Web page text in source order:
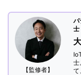
【監修者】
パ
士
士
て